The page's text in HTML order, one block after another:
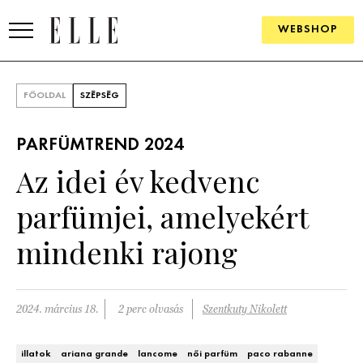
WEBSHOP
SZÉPSÉG
KULTÚRA
ÉLETMÓD
PÁRKAPCSOLAT
FŐOLDAL SZÉPSÉG
PARFÜMTREND 2024
Az idei év kedvenc
parfümjei, amelyekért
mindenki rajong
2024. március 18. 2 perc olvasás Szentkuty Nikolett
illatok ariana grande lancome női parfüm
paco rabanne